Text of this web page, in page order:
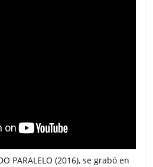
PARALELO (2016), se grabó en